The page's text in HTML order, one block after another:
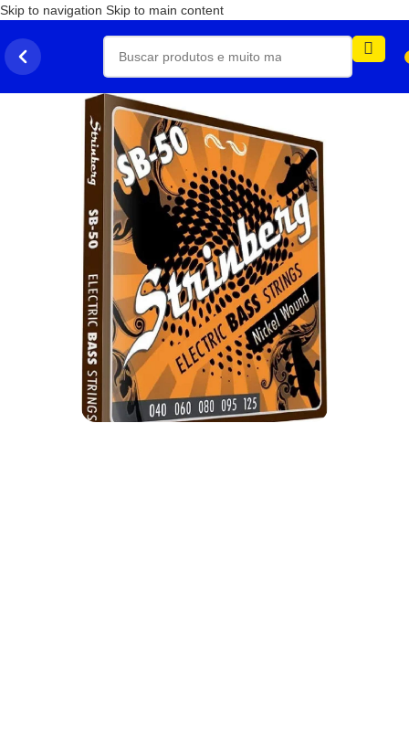
Skip to navigation Skip to main content